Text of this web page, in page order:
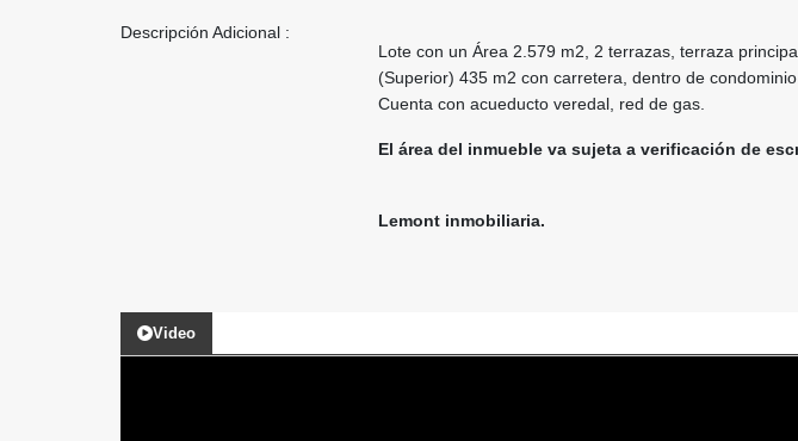
Descripción Adicional :
Lote con un Área 2.579 m2, 2 terrazas, terraza
(Superior) 435 m2 con carretera, dentro de
Cuenta con acueducto veredal, red de gas.
El área del inmueble va sujeta a verificación de
Lemont inmobiliaria.
Video